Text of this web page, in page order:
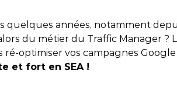
Content
Nantes
Rennes
années, notamment
du métier du Traffic Manager
optimiser vos campagnes Google
et fort en SEA !